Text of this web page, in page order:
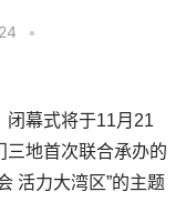
•
闭幕式将于11月21
三地首次联合承办的
活力大湾区”的主题